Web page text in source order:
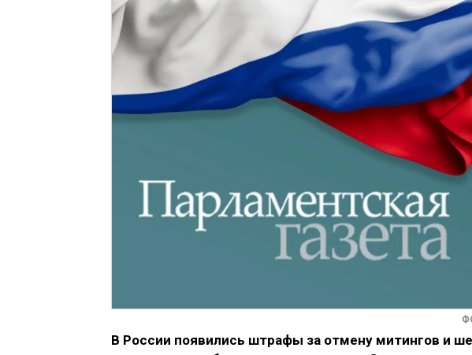
В России появились штрафы за отмену митингов и